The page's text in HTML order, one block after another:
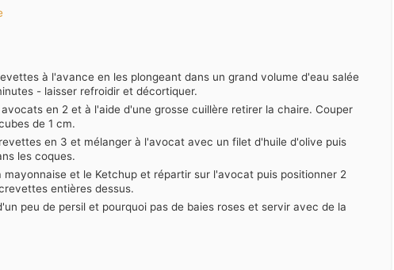
à l'avance en les plongeant dans un grand volume d'eau salée
- laisser refroidir et décortiquer.
en 2 et à l'aide d'une grosse cuillère retirer la chaire. Couper
de 1 cm.
en 3 et mélanger à l'avocat avec un filet d'huile d'olive puis
les coques.
mayonnaise et le Ketchup et répartir sur l'avocat puis positionner 2
entières dessus.
peu de persil et pourquoi pas de baies roses et servir avec de la